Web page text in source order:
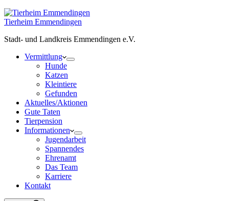
Tierheim Emmendingen
Stadt- und Landkreis Emmendingen e.V.
Vermittlung
Hunde
Katzen
Kleintiere
Gefunden
Aktuelles/Aktionen
Gute Taten
Tierpension
Informationen
Jugendarbeit
Spannendes
Ehrenamt
Das Team
Karriere
Kontakt